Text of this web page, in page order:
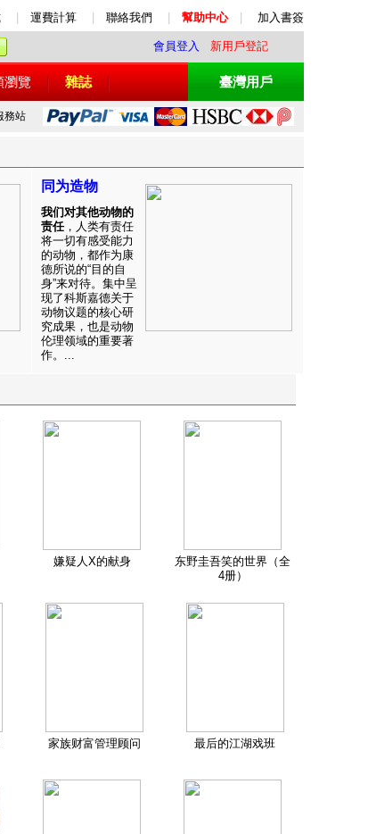
運費計算 聯絡我們 幫助中心 加入書簽
會員登入 新用戶登記
瀏覽 雜誌 臺灣用戶
務站
同为造物
我们对其他动物的
责任，人类有责任
将一切有感受能力
的动物，都作为康
德所说的“目的自
身”来对待。集中呈
现了科斯嘉德关于
动物议题的核心研
究成果，也是动物
伦理领域的重要著
作。...
嫌疑人X的献身
东野圭吾笑的世界（全
4册）
家族财富管理顾问 最后的江湖戏班